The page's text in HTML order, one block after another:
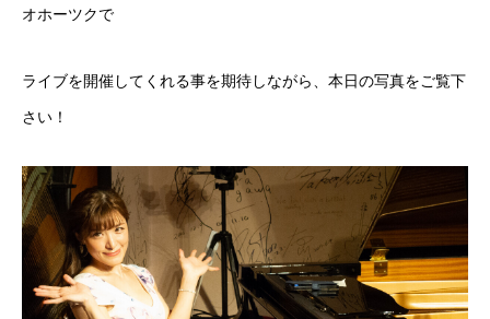
オホーツクで
ライブを開催してくれる事を期待しながら、本日の写真をご覧下
さい！